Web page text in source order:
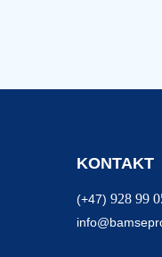
KONTAKT
(+47) 928 99